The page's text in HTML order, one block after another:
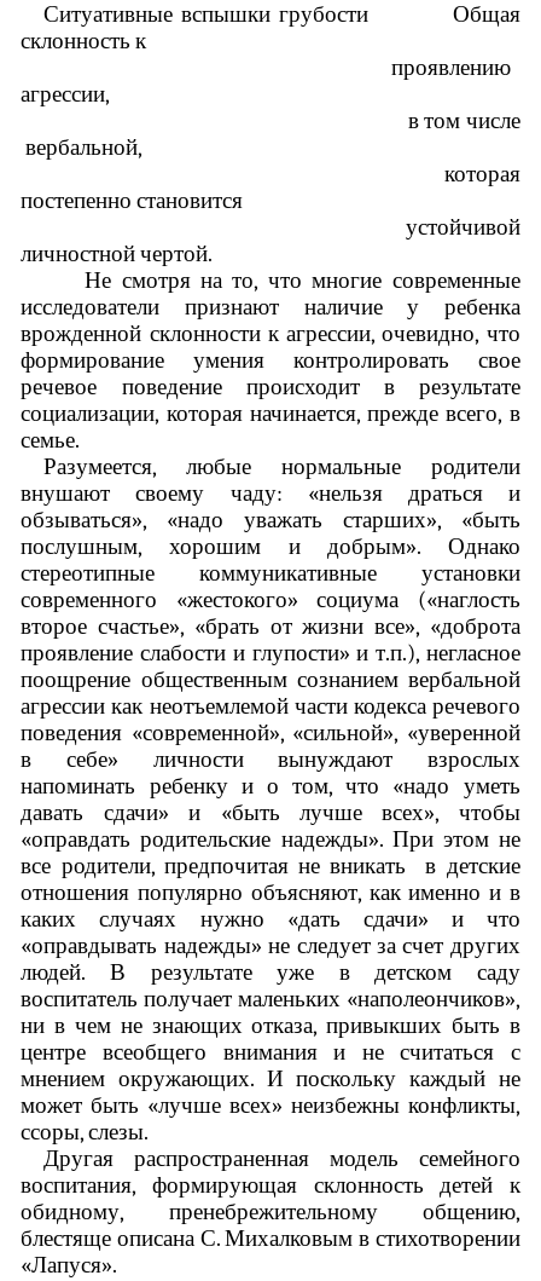
Ситуативные вспышки грубости Общая
склонность к
проявлению
агрессии,
в том числе
вербальной,
которая
постепенно становится
устойчивой
личностной чертой.
Не смотря на то, что многие современные
исследователи признают наличие у ребенка
врожденной склонности к агрессии, очевидно, что
формирование умения контролировать свое
речевое поведение происходит в результате
социализации, которая начинается, прежде всего, в
семье.
Разумеется, любые нормальные родители
внушают своему чаду: «нельзя драться и
обзываться», «надо уважать старших», «быть
послушным, хорошим и добрым». Однако
стереотипные коммуникативные установки
современного «жестокого» социума («наглость
второе счастье», «брать от жизни все», «доброта
проявление слабости и глупости» и т.п.), негласное
поощрение общественным сознанием вербальной
агрессии как неотъемлемой части кодекса речевого
поведения «современной», «сильной», «уверенной
в себе» личности вынуждают взрослых
напоминать ребенку и о том, что «надо уметь
давать сдачи» и «быть лучше всех», чтобы
«оправдать родительские надежды». При этом не
все родители, предпочитая не вникать в детские
отношения популярно объясняют, как именно и в
каких случаях нужно «дать сдачи» и что
«оправдывать надежды» не следует за счет других
людей. В результате уже в детском саду
воспитатель получает маленьких «наполеончиков»,
ни в чем не знающих отказа, привыкших быть в
центре всеобщего внимания и не считаться с
мнением окружающих. И поскольку каждый не
может быть «лучше всех» неизбежны конфликты,
ссоры, слезы.
Другая распространенная модель семейного
воспитания, формирующая склонность детей к
обидному, пренебрежительному общению,
блестяще описана С. Михалковым в стихотворении
«Лапуся».